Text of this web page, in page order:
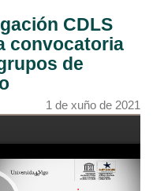
CDLS
convocatoria
de
1 de xuño de 2021